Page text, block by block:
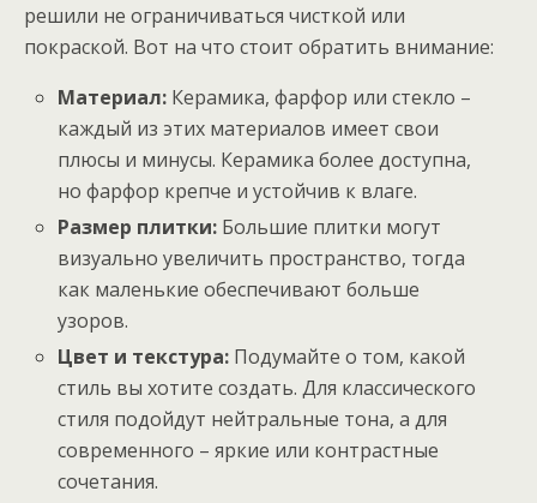
решили не ограничиваться чисткой или
покраской. Вот на что стоит обратить внимание:
Материал: Керамика, фарфор или стекло –
каждый из этих материалов имеет свои
плюсы и минусы. Керамика более доступна,
но фарфор крепче и устойчив к влаге.
Размер плитки: Большие плитки могут
визуально увеличить пространство, тогда
как маленькие обеспечивают больше
узоров.
Цвет и текстура: Подумайте о том, какой
стиль вы хотите создать. Для классического
стиля подойдут нейтральные тона, а для
современного – яркие или контрастные
сочетания.